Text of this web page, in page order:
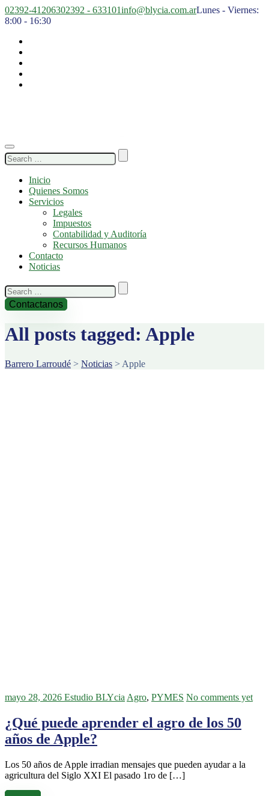
02392-41206302392 - 633101info@blycia.com.arLunes - Viernes:
8:00 - 16:30
Search
for:
Inicio
Quienes Somos
Servicios
Legales
Impuestos
Contabilidad y Auditoría
Recursos Humanos
Contacto
Noticias
Search
for:
Contactanos
All posts tagged: Apple
Barrero Larroudé > Noticias > Apple
mayo 28, 2026 Estudio BLYcia Agro, PYMES No comments yet
¿Qué puede aprender el agro de los 50
años de Apple?
Los 50 años de Apple irradian mensajes que pueden ayudar a la
agricultura del Siglo XXI El pasado 1ro de […]